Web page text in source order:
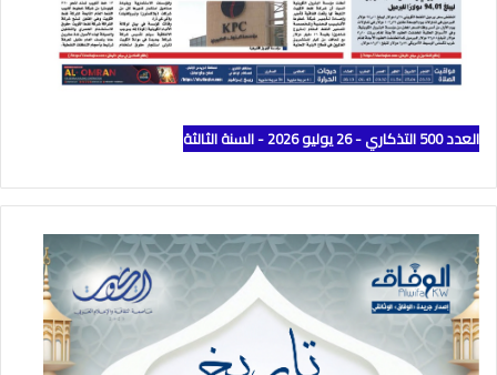
العدد 500 التذكاري - 26 يوليو 2026 - السنة الثالثة